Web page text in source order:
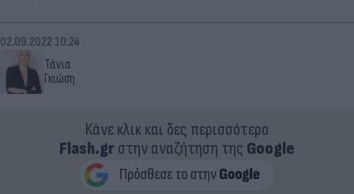
Τάνια
Γκιώση
02.09.2022 10:24
Κάνε κλικ και δες περισσότερο
Flash.grστην αναζήτηση της Google